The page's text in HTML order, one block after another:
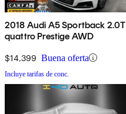
2018 Audi A5 Sportback 2.0T
quattro Prestige AWD
$14,399 Buena oferta
Incluye tarifas de conc.